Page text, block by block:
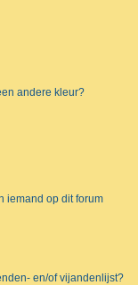
andere kleur?
iemand op dit forum
en/of vijandenlijst?